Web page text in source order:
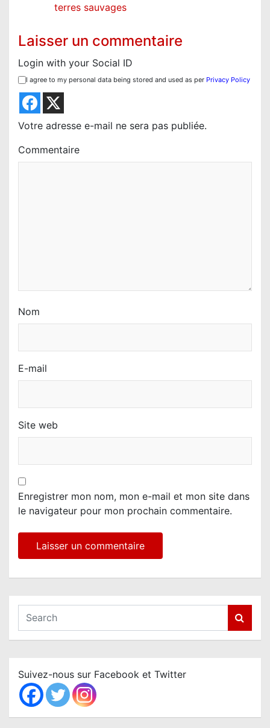
terres sauvages
Laisser un commentaire
Login with your Social ID
I agree to my personal data being stored and used as per Privacy Policy
Votre adresse e-mail ne sera pas publiée.
Commentaire
Nom
E-mail
Site web
Enregistrer mon nom, mon e-mail et mon site dans
le navigateur pour mon prochain commentaire.
a
c
h
Suivez-nous sur Facebook et Twitter